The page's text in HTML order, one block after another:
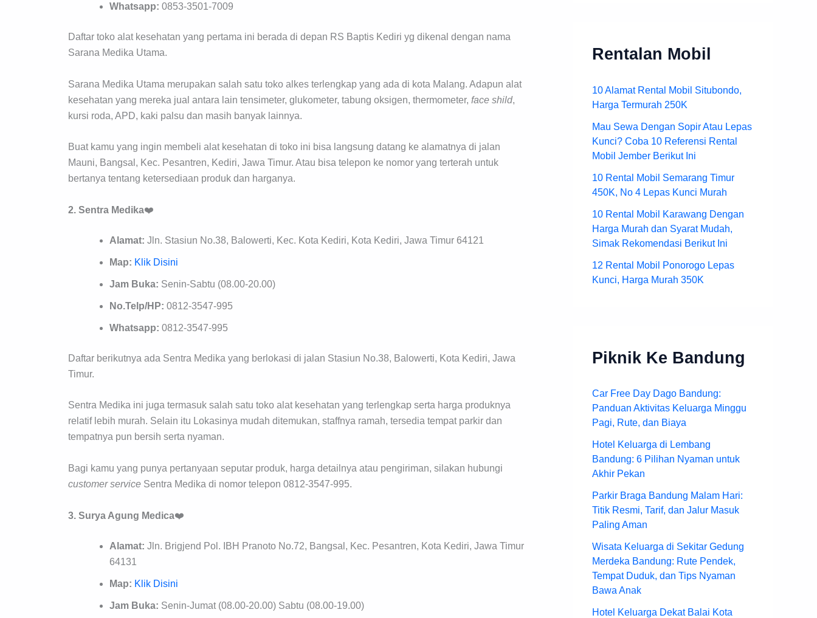
Whatsapp: 0853-3501-7009
Daftar toko alat kesehatan yang pertama ini berada di depan RS Baptis Kediri yg dikenal dengan nama
Sarana Medika Utama.
Sarana Medika Utama merupakan salah satu toko alkes terlengkap yang ada di kota Malang. Adapun alat
kesehatan yang mereka jual antara lain tensimeter, glukometer, tabung oksigen, thermometer, face shild,
kursi roda, APD, kaki palsu dan masih banyak lainnya.
Buat kamu yang ingin membeli alat kesehatan di toko ini bisa langsung datang ke alamatnya di jalan
Mauni, Bangsal, Kec. Pesantren, Kediri, Jawa Timur. Atau bisa telepon ke nomor yang terterah untuk
bertanya tentang ketersediaan produk dan harganya.
2. Sentra Medika❤️
Alamat: Jln. Stasiun No.38, Balowerti, Kec. Kota Kediri, Kota Kediri, Jawa Timur 64121
Map: Klik Disini
Jam Buka: Senin-Sabtu (08.00-20.00)
No.Telp/HP: 0812-3547-995
Whatsapp: 0812-3547-995
Daftar berikutnya ada Sentra Medika yang berlokasi di jalan Stasiun No.38, Balowerti, Kota Kediri, Jawa
Timur.
Sentra Medika ini juga termasuk salah satu toko alat kesehatan yang terlengkap serta harga produknya
relatif lebih murah. Selain itu Lokasinya mudah ditemukan, staffnya ramah, tersedia tempat parkir dan
tempatnya pun bersih serta nyaman.
Bagi kamu yang punya pertanyaan seputar produk, harga detailnya atau pengiriman, silakan hubungi
customerservice Sentra Medika di nomor telepon 0812-3547-995.
3. Surya Agung Medica❤️
Alamat: Jln. Brigjend Pol. IBH Pranoto No.72, Bangsal, Kec. Pesantren, Kota Kediri, Jawa Timur
64131
Map: Klik Disini
Jam Buka: Senin-Jumat (08.00-20.00) Sabtu (08.00-19.00)
Rentalan Mobil
10 Alamat Rental Mobil Situbondo,
Harga Termurah 250K
Mau Sewa Dengan Sopir Atau Lepas
Kunci? Coba 10 Referensi Rental
Mobil Jember Berikut Ini
10 Rental Mobil Semarang Timur
450K, No 4 Lepas Kunci Murah
10 Rental Mobil Karawang Dengan
Harga Murah dan Syarat Mudah,
Simak Rekomendasi Berikut Ini
12 Rental Mobil Ponorogo Lepas
Kunci, Harga Murah 350K
Piknik Ke Bandung
Car Free Day Dago Bandung:
Panduan Aktivitas Keluarga Minggu
Pagi, Rute, dan Biaya
Hotel Keluarga di Lembang
Bandung: 6 Pilihan Nyaman untuk
Akhir Pekan
Parkir Braga Bandung Malam Hari:
Titik Resmi, Tarif, dan Jalur Masuk
Paling Aman
Wisata Keluarga di Sekitar Gedung
Merdeka Bandung: Rute Pendek,
Tempat Duduk, dan Tips Nyaman
Bawa Anak
Hotel Keluarga Dekat Balai Kota